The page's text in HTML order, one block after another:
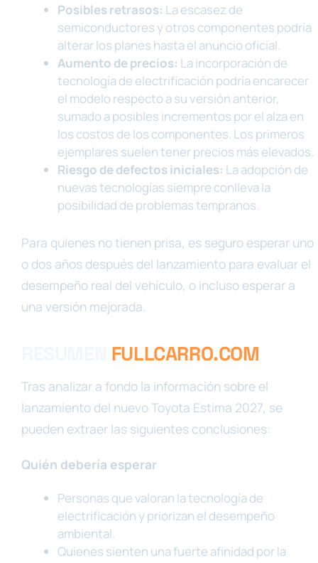
Posibles retrasos: La escasez de
semiconductores y otros componentes podría
alterar los planes hasta el anuncio oficial.
Aumento de precios: La incorporación de
tecnología de electrificación podría encarecer
el modelo respecto a su versión anterior,
sumado a posibles incrementos por el alza en
los costos de los componentes. Los primeros
ejemplares suelen tener precios más elevados.
Riesgo de defectos iniciales: La adopción de
nuevas tecnologías siempre conlleva la
posibilidad de problemas tempranos.
Para quienes no tienen prisa, es seguro esperar uno
o dos años después del lanzamiento para evaluar el
desempeño real del vehículo, o incluso esperar a
una versión mejorada.
FULLCARRO.COM
Tras analizar a fondo la información sobre el
lanzamiento del nuevo Toyota Estima 2027, se
pueden extraer las siguientes conclusiones:
Quién debería esperar
Personas que valoran la tecnología de
electrificación y priorizan el desempeño
ambiental.
Quienes sienten una fuerte afinidad por la